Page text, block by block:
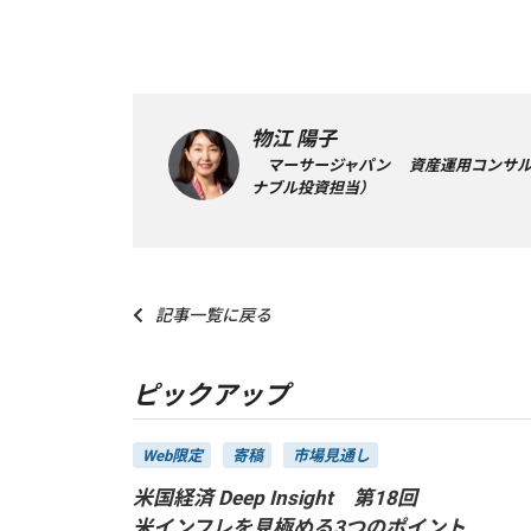
物江 陽子
マーサージャパン 資産運用コンサル
ナブル投資担当）
記事一覧に戻る
ピックアップ
Web限定 寄稿 市場見通し
米国経済 Deep Insight 第18回